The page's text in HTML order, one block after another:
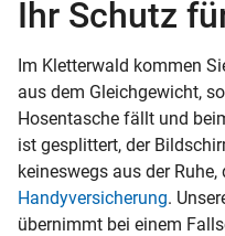
Ihr Schutz
Im Kletterwald kommen
aus dem Gleichgewicht,
Hosentasche fällt und
ist gesplittert, der
keineswegs aus der
Handyversicherung.
übernimmt bei einem